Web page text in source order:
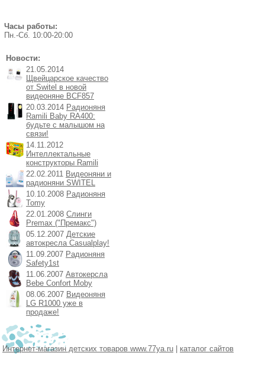
Часы работы:
Пн.-Cб. 10:00-20:00
Новости:
21.05.2014
Щвейцарское качество
от Switel в новой
видеоняне BCF857
20.03.2014 Радионяня
Ramili Baby RA400:
будьте с малышом на
связи!
14.11.2012
Интеллектальные
конструкторы Ramili
22.02.2011 Видеоняни и
радионяни SWITEL
10.10.2008 Радионяня
Tomy
22.01.2008 Слинги
Premax ("Премакс")
05.12.2007 Детские
автокресла Casualplay!
11.09.2007 Радионяня
Safety1st
11.06.2007 Автокерсла
Bebe Confort Moby
08.06.2007 Видеоняня
LG R1000 уже в
продаже!
Интернет-магазин детских товаров www.77ya.ru каталог сайтов